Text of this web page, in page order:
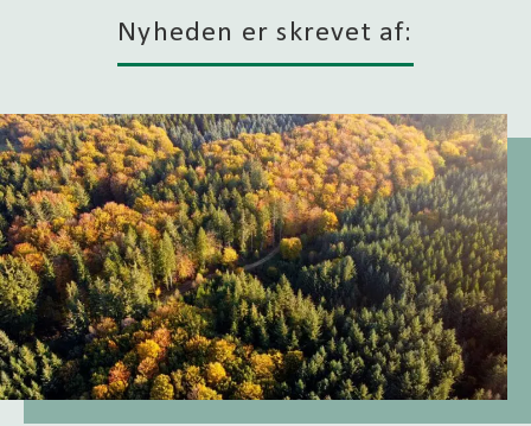
Nyheden er skrevet af: